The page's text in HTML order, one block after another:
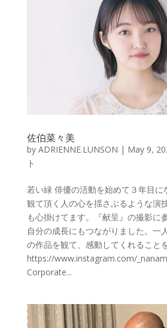
佐伯菜々美
by ADRIENNE.LUNSON | May 9,
ト
若い緑 俳優の活動を始めて３年目に
観て頂く人の心を揺さぶるような演
も心掛けてます。『献呈』の撮影に
自分の成長にもつながりました。一
の作品を観て、感動してくれること
https://www.instagram.com/
Corporate...